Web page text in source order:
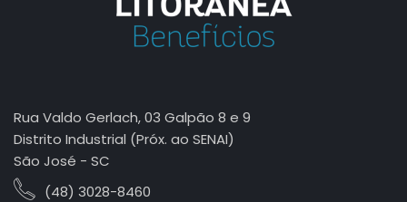
Rua Valdo Gerlach, 03 Galpão 8 e 9
Distrito Industrial (Próx. ao SENAI)
São José - SC
(48) 3028-8460